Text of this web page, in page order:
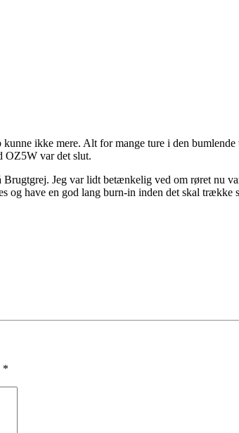
ikke mere. Alt for mange ture i den
OZ5W var det slut.
Jeg var lidt betænkelig ved om røret nu
og have en god lang burn-in inden det skal trække
*